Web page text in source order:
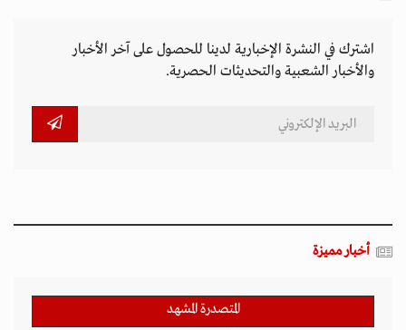
اشترك في النشرة الإخبارية لدينا للحصول على آخر الأخبار
والأخبار الشعبية والتحديثات الحصرية.
أخبار مميزة
المتصدرة المشهد